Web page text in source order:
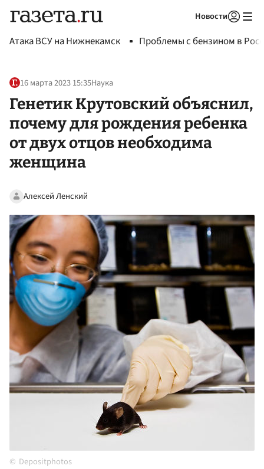
Новости
Атака ВСУ на Нижнекамск Проблемы с бензином в
16 марта 2023 15:35Наука
Генетик Крутовский объяснил,
почему для рождения ребенка
от двух отцов необходима
женщина
Алексей Ленский
Depositphotos